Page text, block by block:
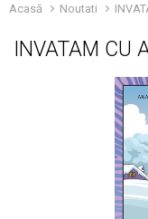
Acasă Noutati
INVATAM CU